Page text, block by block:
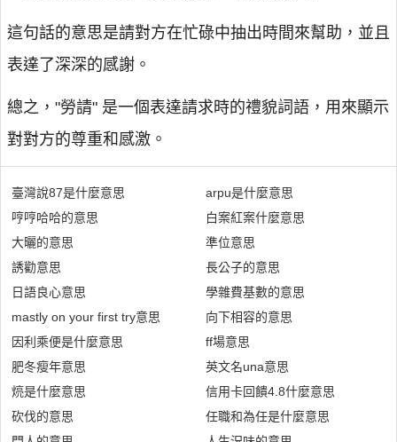
這句話的意思是請對方在忙碌中抽出時間來幫助，並且
表達了深深的感謝。
總之，"勞請" 是一個表達請求時的禮貌詞語，用來顯示
對對方的尊重和感激。
臺灣說87是什麼意思
哼哼哈哈的意思
大曬的意思
誘勸意思
日語良心意思
mastly on your first try意思
因利乘便是什麼意思
肥冬瘦年意思
煷是什麼意思
砍伐的意思
arpu是什麼意思
白案紅案什麼意思
準位意思
長公子的意思
學雜費基數的意思
向下相容的意思
ff場意思
英文名una意思
信用卡回饋4.8什麼意思
任職和為任是什麼意思